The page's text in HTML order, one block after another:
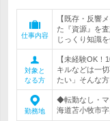
仕事内容
【既存・反響
た『資源』を
じっくり知識を
対象と
なる方
【未経験OK
キルなどは一
たい」そんな方
勤務地
◆転勤なし・マ
海道苫小牧市